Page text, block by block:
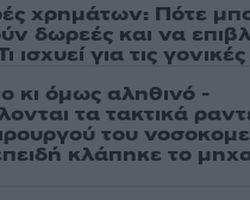
χρημάτων: Πότε
δωρεές και να
ισχυεί για τις
κι όμως αληθινό -
τα τακτικά
του
κλάπηκε το